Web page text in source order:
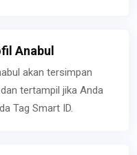
Anabul
akan tersimpan
tertampil jika Anda
Tag Smart ID.